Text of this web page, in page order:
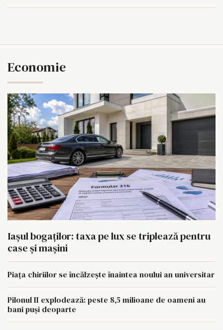
Economie
Iașul bogaților: taxa pe lux se triplează pentru
case și mașini
Piața chiriilor se încălzește înaintea noului an universitar
Pilonul II explodează: peste 8,5 milioane de oameni au
bani puși deoparte